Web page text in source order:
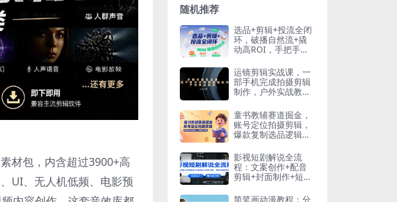
材包，内含超过3900+高
UI、无人机低频、电影预
随机推荐
选品+剪辑+投流全闭
环，破播自然流+撬
动高ROI，手把手打
川随心推”全链
运镜剪辑实战课，一
部手机完成拍摄剪辑
制作，户外实战教学
童书教辅赛道掘金，
账号定位拍摄剪辑，
爆款复制选品逻辑，
影视短剧解说全流
程：文案创作+配音
剪辑+封面制作+短剧
解说
简笔画动漫教程：分